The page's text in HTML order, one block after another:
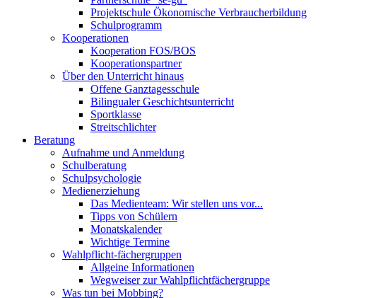
Projektschule Ökonomische Verbraucherbildung
Schulprogramm
Kooperationen
Kooperation FOS/BOS
Kooperationspartner
Über den Unterricht hinaus
Offene Ganztagesschule
Bilingualer Geschichtsunterricht
Sportklasse
Streitschlichter
Beratung
Aufnahme und Anmeldung
Schulberatung
Schulpsychologie
Medienerziehung
Das Medienteam: Wir stellen uns vor...
Tipps von Schülern
Monatskalender
Wichtige Termine
Wahlpflicht-fächergruppen
Allgeine Informationen
Wegweiser zur Wahlpflichtfächergruppe
Was tun bei Mobbing?